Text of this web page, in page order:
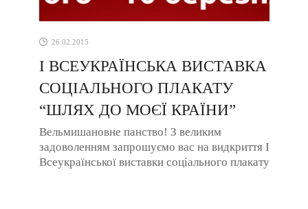
26.02.2015
І ВСЕУКРАЇНСЬКА ВИСТАВКА
СОЦІАЛЬНОГО ПЛАКАТУ
“ШЛЯХ ДО МОЄЇ КРАЇНИ”
Вельмишановне панство! З великим
задоволенням запрошуємо вас на видкриття І
Всеукраїнської виставки соціального плакату